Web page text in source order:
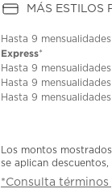
MÁS ESTILOS
Hasta9 mensualidades
Express*
Hasta9 mensualidades
Hasta9 mensualidades
Hasta9 mensualidades
Los montos
se aplican
*Consulta términos